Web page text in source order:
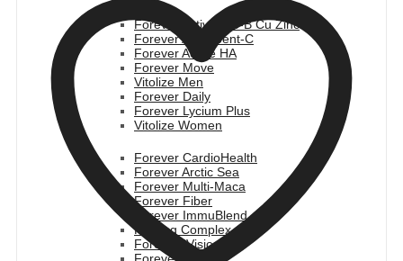
Forever Active Pro-B Cu Zinc
Forever Absorbent-C
Forever Active HA
Forever Move
Vitolize Men
Forever Daily
Forever Lycium Plus
Vitolize Women
Forever CardioHealth
Forever Arctic Sea
Forever Multi-Maca
Forever Fiber
Forever ImmuBlend
Firming Complex
Forever IVision